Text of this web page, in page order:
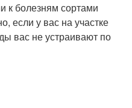
к болезням сортами
если у вас на участке
вас не устраивают по